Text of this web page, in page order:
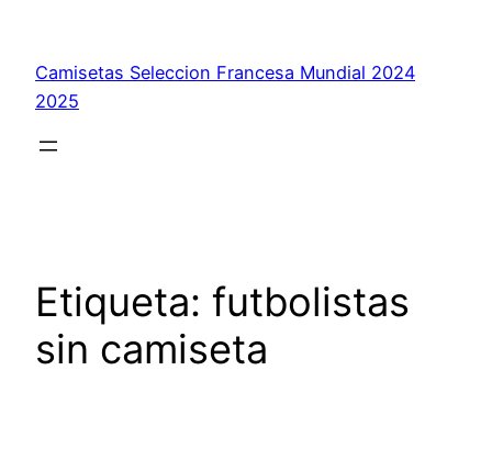
contenido
Camisetas Seleccion Francesa Mundial 2024
2025
Etiqueta: futbolistas
sin camiseta